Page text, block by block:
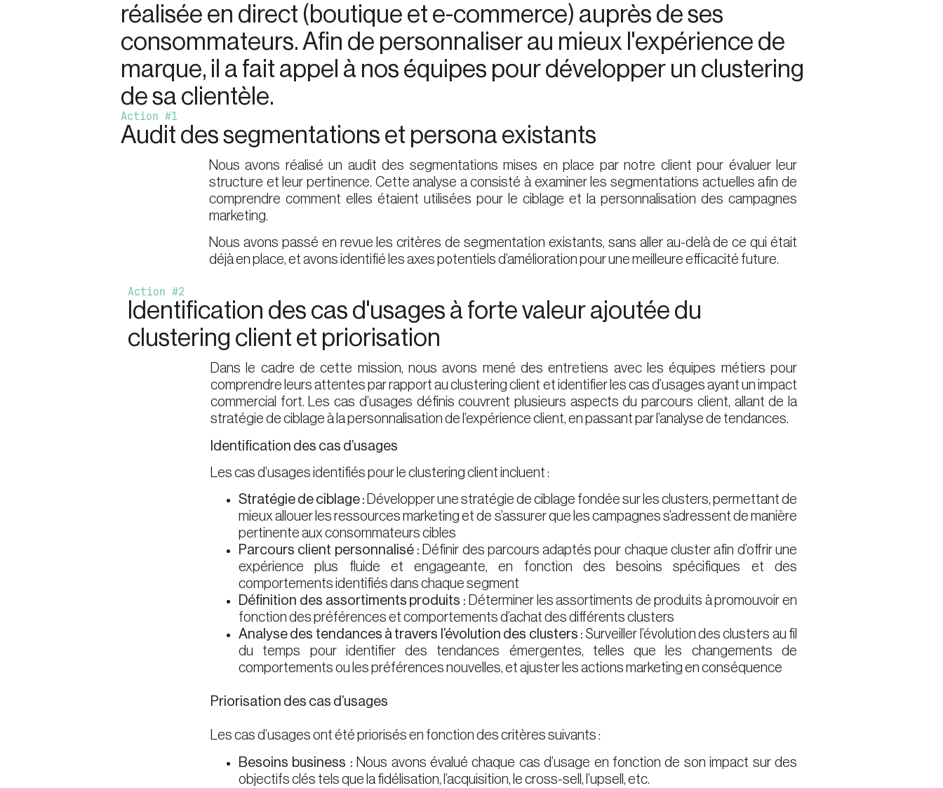
réalisée en direct (boutique et e-commerce) auprès de ses
consommateurs. Afin de personnaliser au mieux l'expérience de
marque, il a fait appel à nos équipes pour développer un clustering
de sa clientèle.
Action #1
Audit des segmentations et persona existants
Nous avons réalisé un audit des segmentations mises en place par notre client pour évaluer leur
structure et leur pertinence. Cette analyse a consisté à examiner les segmentations actuelles afin de
comprendre comment elles étaient utilisées pour le ciblage et la personnalisation des campagnes
marketing.
Nous avons passé en revue les critères de segmentation existants, sans aller au-delà de ce qui était
déjà en place, et avons identifié les axes potentiels d’amélioration pour une meilleure efficacité future.
Action #2
Identification des cas d'usages à forte valeur ajoutée du
clustering client et priorisation
Dans le cadre de cette mission, nous avons mené des entretiens avec les équipes métiers pour
comprendre leurs attentes par rapport au clustering client et identifier les cas d’usages ayant un impact
commercial fort. Les cas d’usages définis couvrent plusieurs aspects du parcours client, allant de la
stratégie de ciblage à la personnalisation de l’expérience client, en passant par l’analyse de tendances.
Identification des cas d’usages
Les cas d’usages identifiés pour le clustering client incluent :
Stratégie de ciblage : Développer une stratégie de ciblage fondée sur les clusters, permettant de
mieux allouer les ressources marketing et de s’assurer que les campagnes s’adressent de manière
pertinente aux consommateurs cibles
Parcours client personnalisé : Définir des parcours adaptés pour chaque cluster afin d’offrir une
expérience plus fluide et engageante, en fonction des besoins spécifiques et des
comportements identifiés dans chaque segment
Définition des assortiments produits : Déterminer les assortiments de produits à promouvoir en
fonction des préférences et comportements d’achat des différents clusters
Analyse des tendances à travers l’évolution des clusters :Surveiller l’évolution des clusters au fil
du temps pour identifier des tendances émergentes, telles que les changements de
comportements ou les préférences nouvelles, et ajuster les actions marketing en conséquence
Priorisation des cas d’usages
Les cas d’usages ont été priorisés en fonction des critères suivants :
Besoins business : Nous avons évalué chaque cas d’usage en fonction de son impact sur des
objectifs clés tels que la fidélisation, l’acquisition, le cross-sell, l’upsell, etc.